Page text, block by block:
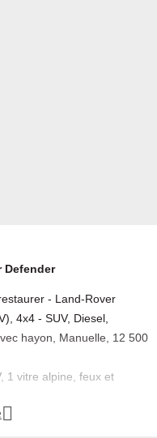
Defender
- Land-Rover
4x4 - SUV, Diesel,
hayon, Manuelle, 12 500
1 vitre alpine, feux et
